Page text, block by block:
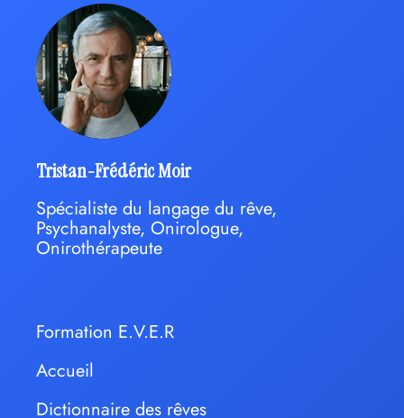
Tristan-Frédéric Moir
Spécialiste du langage du rêve,
Psychanalyste, Onirologue,
Onirothérapeute
Formation E.V.E.R
Accueil
Dictionnaire des rêves